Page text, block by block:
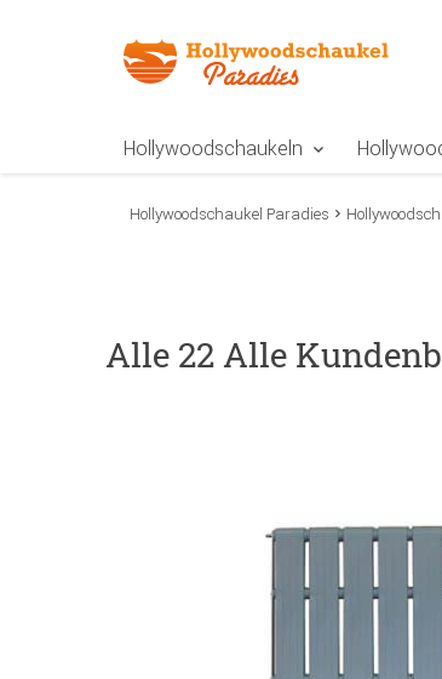
Hollywoodschaukeln
Hollywoodschaukel Paradies
Alle 22 Alle